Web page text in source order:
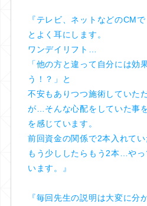
『テレビ、ネットなどのCM
とよく耳にします。
ワンデイリフト…
「他の方と違って自分には効
う！？」と
不安もありつつ施術していた
が…そんな心配をしていた事
を感じています。
前回資金の関係で2本入れてい
もう少ししたらもう2本…や
います。』
『毎回先生の説明は大変に分